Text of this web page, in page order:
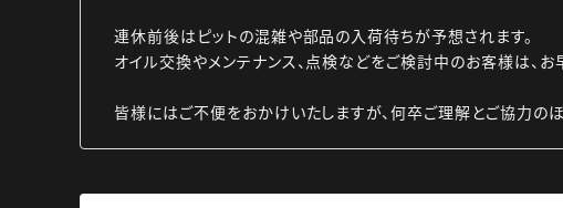
連休前後はピットの混雑や部品の入荷待ちが予想されます。
オイル交換やメンテナンス、点検などをご検討中のお客様は、
皆様にはご不便をおかけいたしますが、何卒ご理解とご協力の